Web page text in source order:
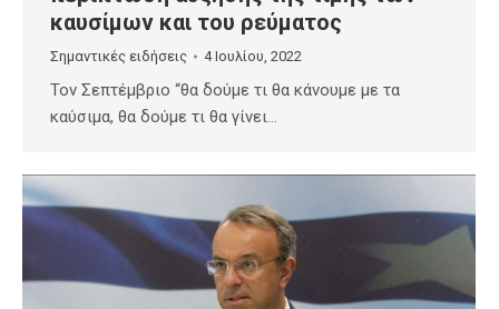
καυσίμων και του ρεύματος
Σημαντικές ειδήσεις 4 Ιουλίου, 2022
Τον Σεπτέμβριο “θα δούμε τι θα κάνουμε με τα
καύσιμα, θα δούμε τι θα γίνει…